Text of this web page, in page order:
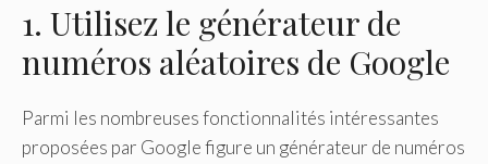
1. Utilisez le générateur de
numéros aléatoires de Google
Parmi les nombreuses fonctionnalités intéressantes
proposées par Google figure un générateur de numéros